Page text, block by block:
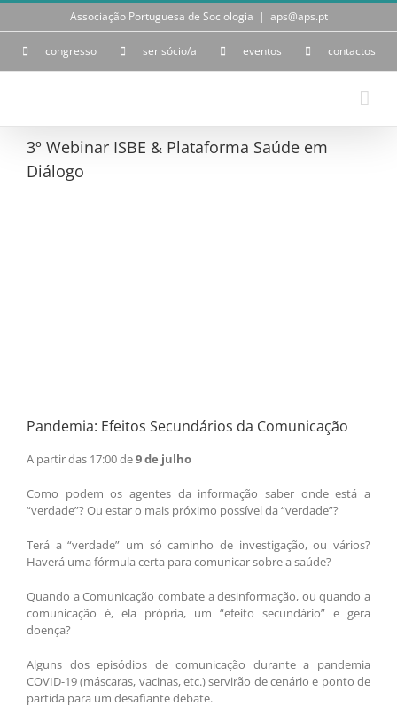
Skip
Associação Portuguesa de Sociologia | aps@aps.pt
congresso ser sócio/a eventos contactos
3º Webinar ISBE & Plataforma Saúde em
Diálogo
Pandemia: Efeitos Secundários da Comunicação
A partir das 17:00 de9 de julho
Como podem os agentes da informação saber onde está a
“verdade”? Ou estar o mais próximo possível da “verdade”?
Terá a “verdade” um só caminho de investigação, ou vários?
Haverá uma fórmula certa para comunicar sobre a saúde?
Quando a Comunicação combate a desinformação, ou quando a
comunicação é, ela própria, um “efeito secundário” e gera
doença?
Alguns dos episódios de comunicação durante a pandemia
COVID-19 (máscaras, vacinas, etc.) servirão de cenário e ponto de
partida para um desafiante debate.